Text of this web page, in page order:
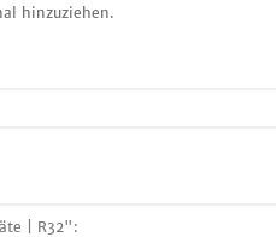
hinzuziehen.
| R32":